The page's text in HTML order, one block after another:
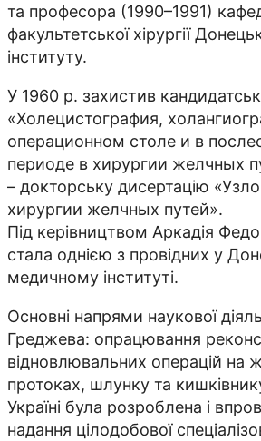
та професора (1990–1991)
факультетської хірургії
інституту.
У 1960 р. захистив
«Холецистография,
операционном столе и в
периоде в хирургии желчных
– докторську дисертацію
хирургии желчных путей».
Під керівництвом Аркадія
стала однією з провідних у
медичному інституті.
Основні напрями наукової
Греджева: опрацювання
відновлювальних операцій на
протоках, шлунку та
Україні була розроблена і
надання цілодобової